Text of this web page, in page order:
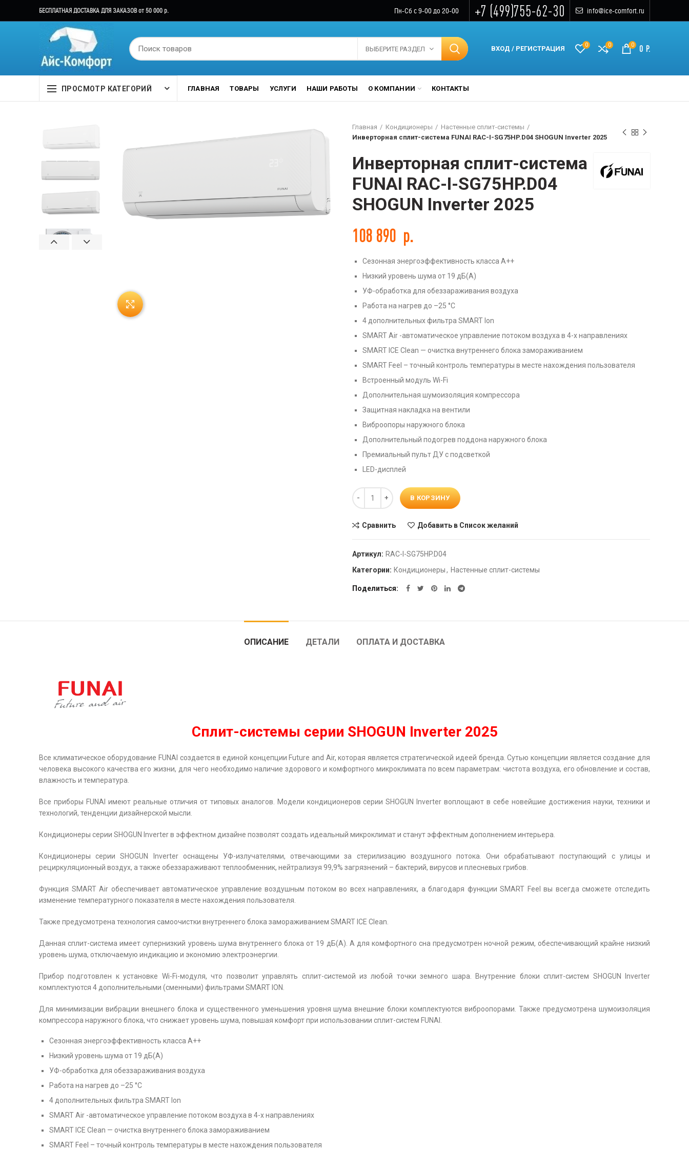
БЕСПЛАТНАЯ ДОСТАВКА ДЛЯ ЗАКАЗОВ от 50 000 р. Пн-Сб с 9-00 до 20-00 +7 (499)755-62-30 info@ice-comfort.ru
ВЫБЕРИТЕ РАЗДЕЛ ВХОД / РЕГИСТРАЦИЯ 0 0 0 0 Р.
ПРОСМОТР КАТЕГОРИЙ ГЛАВНАЯ ТОВАРЫ УСЛУГИ НАШИ РАБОТЫ О КОМПАНИИ КОНТАКТЫ
Нажмите, чтобы увеличить
Главная Кондиционеры
Настенные сплит-системы
Инверторная сплит-система FUNAI RAC-I-SG75HP.D04 SHOGUN Inverter 2025
Инверторная сплит-система
FUNAI RAC-I-SG75HP.D04
SHOGUN Inverter 2025
108 890 р.
Сезонная энергоэффективность класса А++
Низкий уровень шума от 19 дБ(А)
УФ-обработка для обеззараживания воздуха
Работа на нагрев до –25 °С
4 дополнительных фильтра SMART Ion
SMART Air -автоматическое управление потоком воздуха в 4-х направлениях
SMART ICE Clean — очистка внутреннего блока замораживанием
SMART Feel – точный контроль температуры в месте нахождения пользователя
Встроенный модуль Wi-Fi
Дополнительная шумоизоляция компрессора
Защитная накладка на вентили
Виброопоры наружного блока
Дополнительный подогрев поддона наружного блока
Премиальный пульт ДУ с подсветкой
LED-дисплей
Количество
В КОРЗИНУ
Сравнить Добавить в Список желаний
Артикул: RAC-I-SG75HP.D04
Категории: Кондиционеры, Настенные сплит-системы
Поделиться
ОПИСАНИЕ ДЕТАЛИ ОПЛАТА И ДОСТАВКА
Сплит-системы серии SHOGUN Inverter 2025
Все климатическое оборудование FUNAI создается в единой концепции Future and Air, которая является стратегической идеей бренда. Сутью концепции является создание для
человека высокого качества его жизни, для чего необходимо наличие здорового и комфортного микроклимата по всем параметрам: чистота воздуха, его обновление и состав,
влажность и температура.
Все приборы FUNAI имеют реальные отличия от типовых аналогов. Модели кондиционеров серии SHOGUN Inverter воплощают в себе новейшие достижения науки, техники и
технологий, тенденции дизайнерской мысли.
Кондиционеры серии SHOGUN Inverter в эффектном дизайне позволят создать идеальный микроклимат и станут эффектным дополнением интерьера.
Кондиционеры серии SHOGUN Inverter оснащены УФ-излучателями, отвечающими за стерилизацию воздушного потока. Они обрабатывают поступающий с улицы и
рециркуляционный воздух, а также обеззараживают теплообменник, нейтрализуя 99,9% загрязнений – бактерий, вирусов и плесневых грибов.
Функция SMART Air обеспечивает автоматическое управление воздушным потоком во всех направлениях, а благодаря функции SMART Feel вы всегда сможете отследить
изменение температурного показателя в месте нахождения пользователя.
Также предусмотрена технология самоочистки внутреннего блока замораживанием SMART ICE Clean.
Данная сплит-система имеет супернизкий уровень шума внутреннего блока от 19 дБ(А). А для комфортного сна предусмотрен ночной режим, обеспечивающий крайне низкий
уровень шума, отключаемую индикацию и экономию электроэнергии.
Прибор подготовлен к установке Wi-Fi-модуля, что позволит управлять сплит-системой из любой точки земного шара. Внутренние блоки сплит-систем SHOGUN Inverter
комплектуются 4 дополнительными (сменными) фильтрами SMART ION.
Для минимизации вибрации внешнего блока и существенного уменьшения уровня шума внешние блоки комплектуются виброопорами. Также предусмотрена шумоизоляция
компрессора наружного блока, что снижает уровень шума, повышая комфорт при использовании сплит-систем FUNAI.
Сезонная энергоэффективность класса А++
Низкий уровень шума от 19 дБ(А)
УФ-обработка для обеззараживания воздуха
Работа на нагрев до –25 °С
4 дополнительных фильтра SMART Ion
SMART Air -автоматическое управление потоком воздуха в 4-х направлениях
SMART ICE Clean — очистка внутреннего блока замораживанием
SMART Feel – точный контроль температуры в месте нахождения пользователя